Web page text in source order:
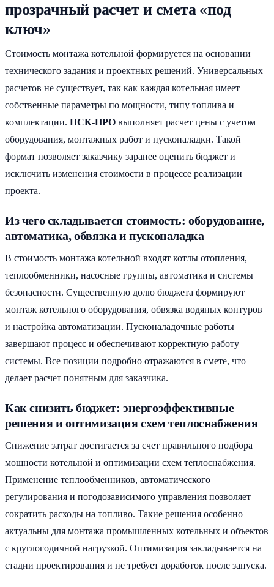
прозрачный расчет и смета «под
ключ»
Стоимость монтажа котельной формируется на основании
технического задания и проектных решений. Универсальных
расчетов не существует, так как каждая котельная имеет
собственные параметры по мощности, типу топлива и
комплектации. ПСК-ПРО выполняет расчет цены с учетом
оборудования, монтажных работ и пусконаладки. Такой
формат позволяет заказчику заранее оценить бюджет и
исключить изменения стоимости в процессе реализации
проекта.
Из чего складывается стоимость: оборудование,
автоматика, обвязка и пусконаладка
В стоимость монтажа котельной входят котлы отопления,
теплообменники, насосные группы, автоматика и системы
безопасности. Существенную долю бюджета формируют
монтаж котельного оборудования, обвязка водяных контуров
и настройка автоматизации. Пусконаладочные работы
завершают процесс и обеспечивают корректную работу
системы. Все позиции подробно отражаются в смете, что
делает расчет понятным для заказчика.
Как снизить бюджет: энергоэффективные
решения и оптимизация схем теплоснабжения
Снижение затрат достигается за счет правильного подбора
мощности котельной и оптимизации схем теплоснабжения.
Применение теплообменников, автоматического
регулирования и погодозависимого управления позволяет
сократить расходы на топливо. Такие решения особенно
актуальны для монтажа промышленных котельных и объектов
с круглогодичной нагрузкой. Оптимизация закладывается на
стадии проектирования и не требует доработок после запуска.